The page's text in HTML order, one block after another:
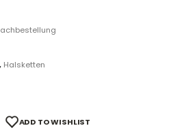
, Halsketten
ADD TO WISHLIST